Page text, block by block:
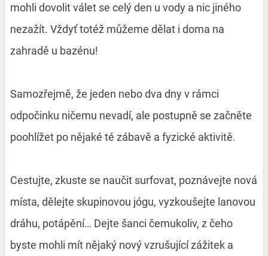
mohli dovolit válet se celý den u vody a nic jiného
nezažít. Vždyť totéž můžeme dělat i doma na
zahradě u bazénu!
Samozřejmě, že jeden nebo dva dny v rámci
odpočinku ničemu nevadí, ale postupně se začněte
poohlížet po nějaké té zábavě a fyzické aktivitě.
Cestujte, zkuste se naučit surfovat, poznávejte nová
místa, dělejte skupinovou jógu, vyzkoušejte lanovou
dráhu, potápění… Dejte šanci čemukoliv, z čeho
byste mohli mít nějaký nový vzrušující zážitek a